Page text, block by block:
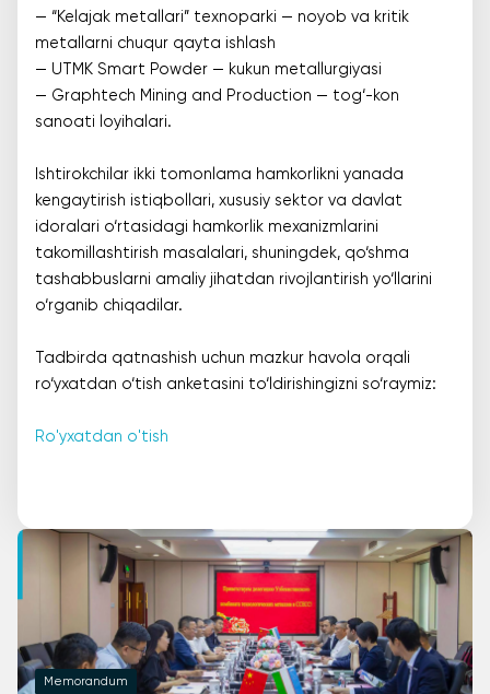
— “Kelajak metallari” texnoparki — noyob va kritik
metallarni chuqur qayta ishlash
— UTMK Smart Powder — kukun metallurgiyasi
— Graphtech Mining and Production — tog‘-kon
sanoati loyihalari.
Ishtirokchilar ikki tomonlama hamkorlikni yanada
kengaytirish istiqbollari, xususiy sektor va davlat
idoralari o‘rtasidagi hamkorlik mexanizmlarini
takomillashtirish masalalari, shuningdek, qo‘shma
tashabbuslarni amaliy jihatdan rivojlantirish yo‘llarini
o‘rganib chiqadilar.
Tadbirda qatnashish uchun mazkur havola orqali
ro‘yxatdan o‘tish anketasini to‘ldirishingizni so‘raymiz:
Ro'yxatdan o'tish
Memorandum